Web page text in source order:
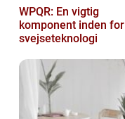
WPQR: En vigtig
komponent inden for
svejseteknologi